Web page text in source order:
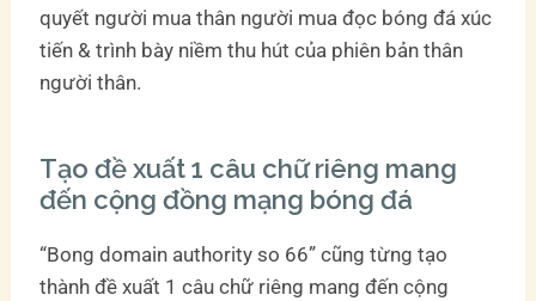
quyết người mua thân người mua đọc bóng đá xúc
tiến & trình bày niềm thu hút của phiên bản thân
người thân.
Tạo đề xuất 1 câu chữ riêng mang
đến cộng đồng mạng bóng đá
“Bong domain authority so 66” cũng từng tạo
thành đề xuất 1 câu chữ riêng mang đến cộng